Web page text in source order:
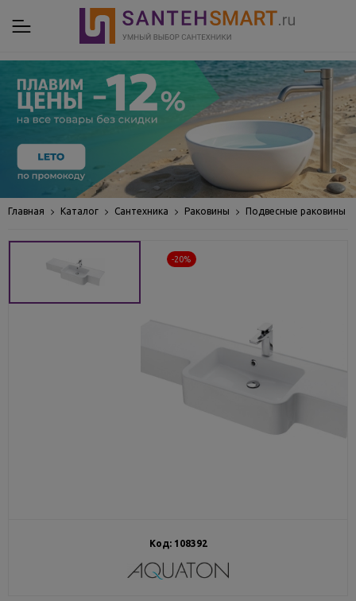
Главная Каталог Сантехника Раковины Подвесные раковины
-20%
Код: 108392